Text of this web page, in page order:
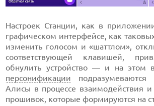
Настроек Станции, как в
графическом интерфейсе, как
изменить голосом и «шаттлом»,
соответствующей клавишей,
обнулить устройство — и на этом
персонификации подразумеваются
Алисы в процессе взаимодействия
прошивок, которые формируются на